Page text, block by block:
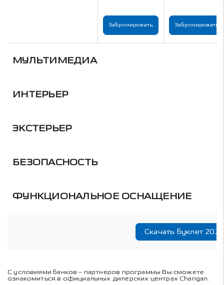
Забронировать Забронировать
МУЛЬТИМЕДИА
ИНТЕРЬЕР
ЭКСТЕРЬЕР
БЕЗОПАСНОСТЬ
ФУНКЦИОНАЛЬНОЕ ОСНАЩЕНИЕ
Скачать буклет 2026
С условиями банков – партнеров программы Вы сможете
ознакомиться в официальных дилерских центрах Changan.